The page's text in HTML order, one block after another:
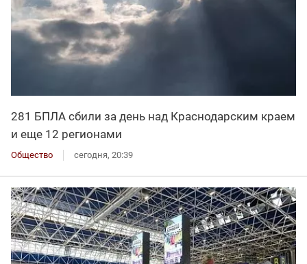
281 БПЛА сбили за день над Краснодарским краем
и еще 12 регионами
Общество сегодня, 20:39